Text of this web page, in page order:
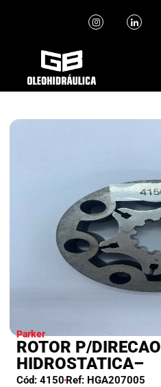
Parker
ROTOR P/DIRECAO
HIDROSTATICA–
Cód: 4150 Ref: HGA207005